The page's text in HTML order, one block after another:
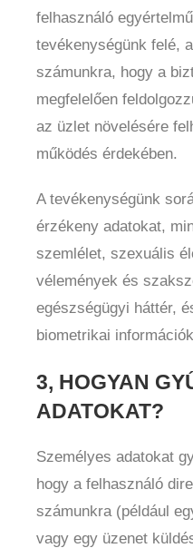
felhasználó
tevékenységünk felé,
számunkra, hogy a
megfelelően
az üzlet növelésére
működés érdekében.
A tevékenységünk
érzékeny adatokat,
szemlélet, szexuális
vélemények és
egészségügyi háttér,
biometrikai
3, HOGYAN
ADATOKAT?
Személyes adatokat
hogy a felhasználó
számunkra (például
vagy egy üzenet